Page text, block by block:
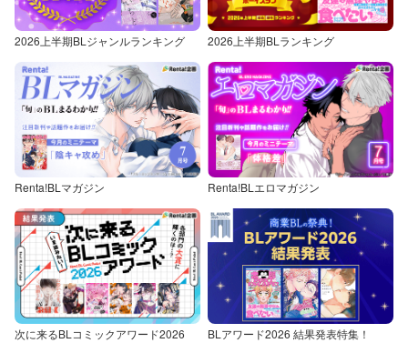
2026上半期BLジャンルランキング 2026上半期BLランキング
Renta!BLマガジン Renta!BLエロマガジン
次に来るBLコミックアワード2026 BLアワード2026 結果発表特集！